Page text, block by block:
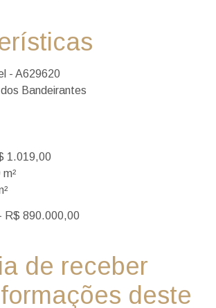
- A629620
Bandeirantes
1.019,00
R$ 890.000,00
de receber
deste